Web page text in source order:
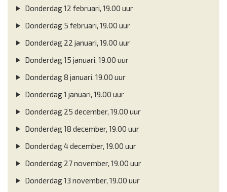
Donderdag 12 februari, 19.00 uur
Donderdag 5 februari, 19.00 uur
Donderdag 22 januari, 19.00 uur
Donderdag 15 januari, 19.00 uur
Donderdag 8 januari, 19.00 uur
Donderdag 1 januari, 19.00 uur
Donderdag 25 december, 19.00 uur
Donderdag 18 december, 19.00 uur
Donderdag 4 december, 19.00 uur
Donderdag 27 november, 19.00 uur
Donderdag 13 november, 19.00 uur